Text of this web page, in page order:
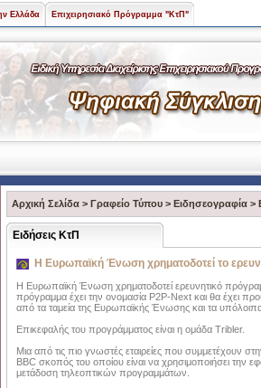
Ελλάδα Επιχειρησιακό Πρόγραμμα "ΚτΠ"
Αρχική Σελίδα > Γραφείο Τύπου > Ειδησεογραφία >
Ειδήσεις ΚτΠ
Η Ευρωπαϊκή Ένωση χρηματοδοτεί το
Η Ευρωπαϊκή Ένωση χρηματοδοτεί ερευνητικό
πρόγραμμα έχει την ονομασία P2P-Next και θα έχει
από τα ταμεία της Ευρωπαϊκής Ένωσης και τα
Επικεφαλής του προγράμματος είναι η ομάδα Tribler.
Μια από τις πιο γνωστές εταιρείες που συμμετέχουν
BBC σκοπός του οποίου είναι να χρησιμοποιήσει την
μετάδοση τηλεοπτικών προγραμμάτων.